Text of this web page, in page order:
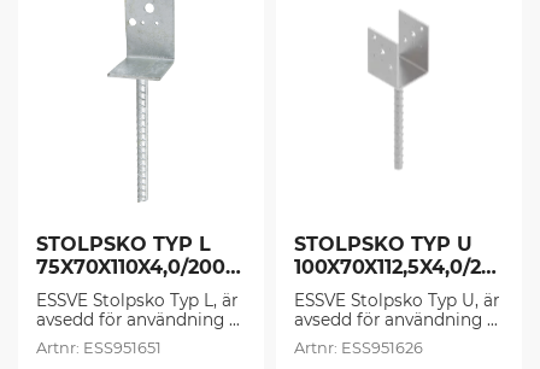
STOLPSKO TYP L
75X70X110X4,0/200
FZV (1 st/frp)
ESSVE Stolpsko Typ L, är
avsedd för användning
som understöd av pelare
och stolpar som skall
ESS951651
STOLPSKO TYP U
100X70X112,5X4,0/20
0 FZV (1 st/frp)
ESSVE Stolpsko Typ U, är
avsedd för användning
som understöd av pelare
och stolpar som skall
ESS951626